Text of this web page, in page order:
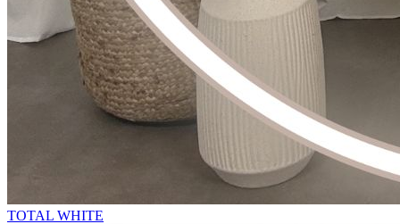
TOTAL WHITE